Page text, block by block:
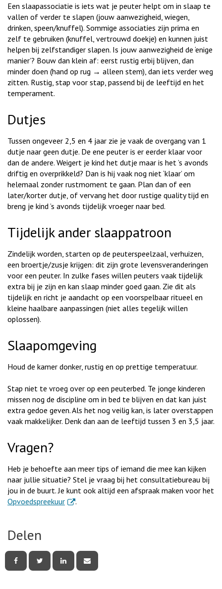
Een slaapassociatie is iets wat je peuter helpt om in slaap te
vallen of verder te slapen (jouw aanwezigheid, wiegen,
drinken, speen/knuffel). Sommige associaties zijn prima en
zelf te gebruiken (knuffel, vertrouwd doekje) en kunnen juist
helpen bij zelfstandiger slapen. Is jouw aanwezigheid de ‘enige
manier’? Bouw dan klein af: eerst rustig erbij blijven, dan
minder doen (hand op rug → alleen stem), dan iets verder weg
zitten. Rustig, stap voor stap, passend bij de leeftijd en het
temperament.
Dutjes
Tussen ongeveer 2,5 en 4 jaar zie je vaak de overgang van 1
dutje naar geen dutje. De ene peuter is er eerder klaar voor
dan de andere. Weigert je kind het dutje maar is het ’s avonds
driftig en overprikkeld? Dan is hij vaak nog niet ‘klaar’ om
helemaal zonder rustmoment te gaan. Plan dan of een
later/korter dutje, of vervang het door rustige quality tijd en
breng je kind ’s avonds tijdelijk vroeger naar bed.
Tijdelijk ander slaappatroon
Zindelijk worden, starten op de peuterspeelzaal, verhuizen,
een broertje/zusje krijgen: dit zijn grote levensveranderingen
voor een peuter. In zulke fases willen peuters vaak tijdelijk
extra bij je zijn en kan slaap minder goed gaan. Zie dit als
tijdelijk en richt je aandacht op een voorspelbaar ritueel en
kleine haalbare aanpassingen (niet alles tegelijk willen
oplossen).
Slaapomgeving
Houd de kamer donker, rustig en op prettige temperatuur.
Stap niet te vroeg over op een peuterbed. Te jonge kinderen
missen nog de discipline om in bed te blijven en dat kan juist
extra gedoe geven. Als het nog veilig kan, is later overstappen
vaak makkelijker. Denk dan aan de leeftijd tussen 3 en 3,5 jaar.
Vragen?
Heb je behoefte aan meer tips of iemand die mee kan kijken
naar jullie situatie? Stel je vraag bij het consultatiebureau bij
jou in de buurt. Je kunt ook altijd een afspraak maken voor het
Opvoedspreekuur. Externe link
.
Delen
deze deze deze deze